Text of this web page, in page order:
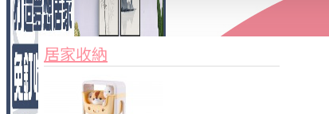
3C周邊
居家安全
家俱&收納
居家收納